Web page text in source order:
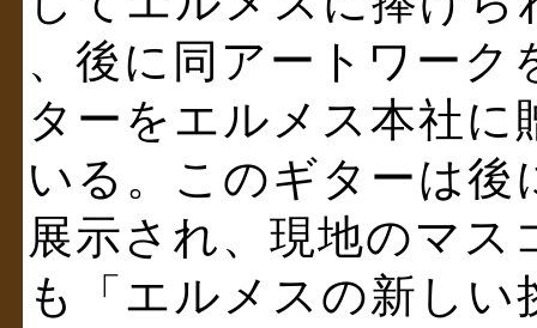
、後に同アートワーク
ターをエルメス本社に
いる。このギターは後
展示され、現地のマス
も「エルメスの新し